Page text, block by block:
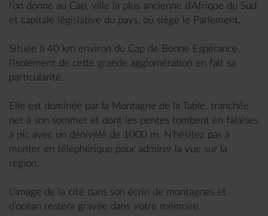
l’on donne au Cap, ville la plus ancienne d’Afrique du Sud
et capitale législative du pays, où siège le Parlement.
Située à 40 km environ du Cap de Bonne Espérance,
l’isolement de cette grande agglomération en fait sa
particularité.
Elle est dominée par la Montagne de la Table, tranchée
net à son sommet et dont les pentes tombent en falaises
à pic avec un dénivelé de 1000 m. N’hésitez pas à
monter en téléphérique pour admirer la vue sur la
région.
L’image de la cité dans son écrin de montagnes et
d’océan restera gravée dans votre mémoire.